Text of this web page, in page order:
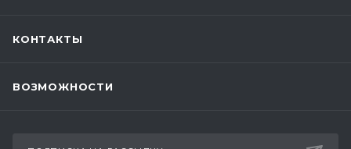
КОНТАКТЫ
ВОЗМОЖНОСТИ